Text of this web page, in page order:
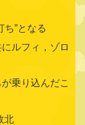
”となる
ルフィ，ゾロ
乗り込んだこ
北